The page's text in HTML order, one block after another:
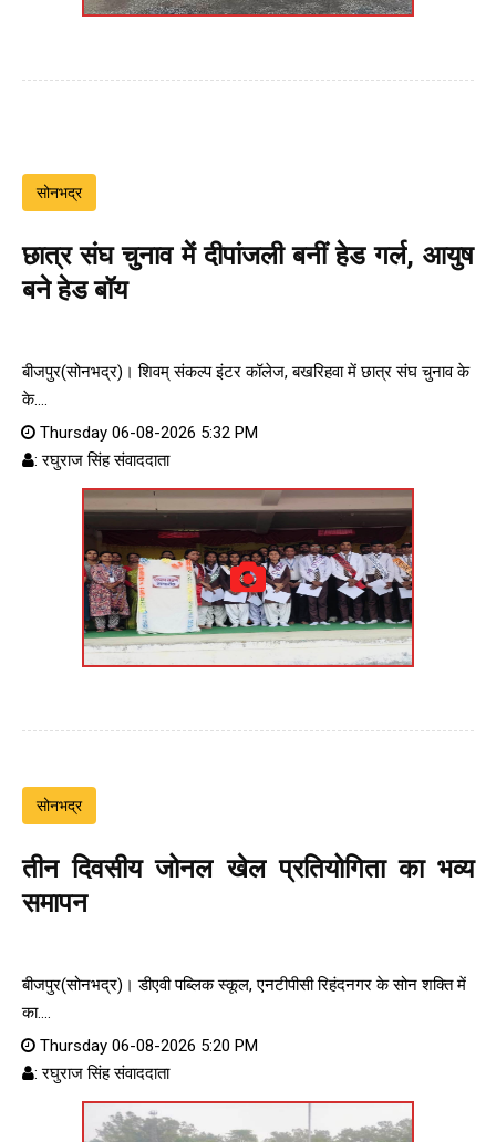
सोनभद्र
छात्र संघ चुनाव में दीपांजली बनीं हेड गर्ल, आयुष
बने हेड बॉय
बीजपुर(सोनभद्र)। शिवम् संकल्प इंटर कॉलेज, बखरिहवा में छात्र संघ चुनाव के
के....
Thursday 06-08-2026 5:32 PM
: रघुराज सिंह संवाददाता
सोनभद्र
तीन दिवसीय जोनल खेल प्रतियोगिता का भव्य
समापन
बीजपुर(सोनभद्र)। डीएवी पब्लिक स्कूल, एनटीपीसी रिहंदनगर के सोन शक्ति में
का....
Thursday 06-08-2026 5:20 PM
: रघुराज सिंह संवाददाता